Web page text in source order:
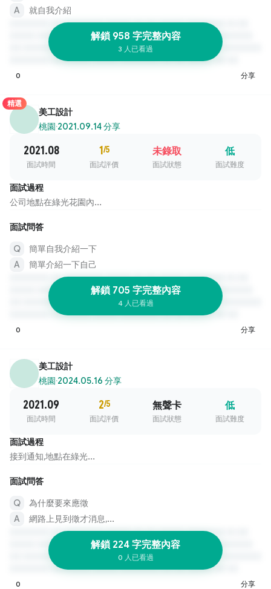
就自我介紹
解鎖 958 字完整內容
3 人已看過
0 分享
精選
美工設計
桃園·2021.09.14 分享
2021.08
面試時間
1/5
面試評價
未錄取
面試狀態
低
面試難度
面試過程
公司地點在綠光花園內...
面試問答
簡單自我介紹一下
簡單介紹一下自己
解鎖 705 字完整內容
4 人已看過
0 分享
美工設計
桃園·2024.05.16 分享
2021.09
面試時間
2/5
面試評價
無聲卡
面試狀態
低
面試難度
面試過程
接到通知,地點在綠光...
面試問答
為什麼要來應徵
網路上見到徵才消息,...
解鎖 224 字完整內容
0 人已看過
0 分享